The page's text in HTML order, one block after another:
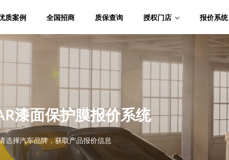
质案例 全国招商 质保查询 授权门店 报价系统
漆面保护膜报价系统
选择汽车品牌，获取产品报价信息